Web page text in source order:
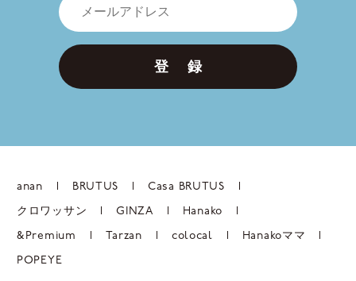
登 録
anan BRUTUS Casa BRUTUS
クロワッサン GINZA Hanako
&Premium Tarzan colocal Hanakoママ
POPEYE